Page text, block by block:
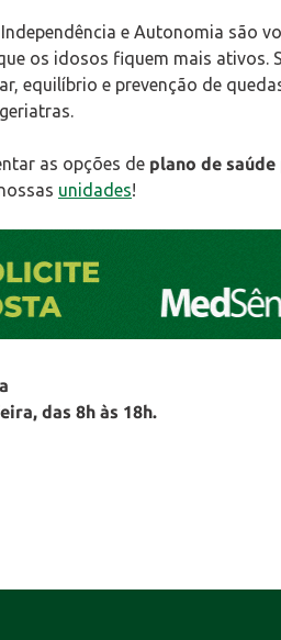
e Autonomia são
os idosos fiquem mais ativos.
equilíbrio e prevenção de
as opções de plano de saúde
unidades!
das 8h às 18h.